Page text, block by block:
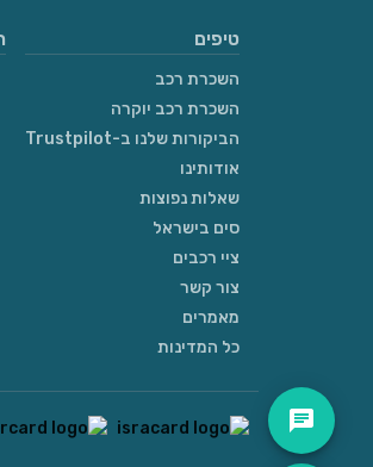
טיפים
השכרת רכב
השכרת רכב יוקרה
הביקורות שלנו ב-Trustpilot
אודותינו
שאלות נפוצות
סים בישראל
ציי רכבים
צור קשר
מאמרים
כל המדינות